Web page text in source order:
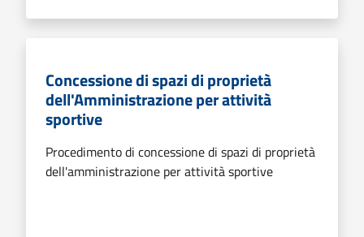
Concessione di spazi di proprietà
dell'Amministrazione per attività
sportive
Procedimento di concessione di spazi di proprietà
dell'amministrazione per attività sportive